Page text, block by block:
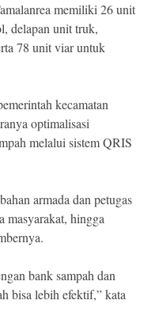
memiliki 26 unit
delapan unit truk,
78 unit viar untuk
kecamatan
optimalisasi
melalui sistem QRIS
armada dan petugas
masyarakat, hingga
bank sampah dan
bisa lebih efektif,” kata